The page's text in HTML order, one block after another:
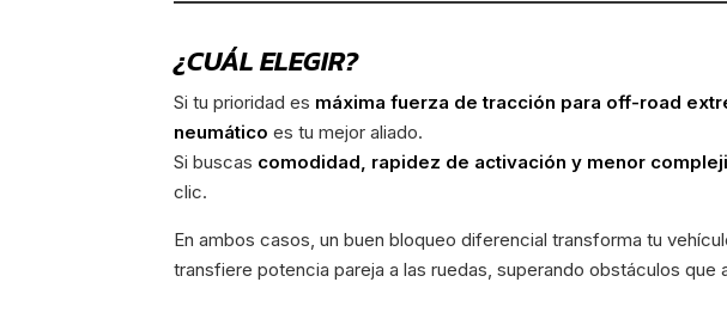
¿CUÁL ELEGIR?
Si tu prioridad es máxima fuerza de tracción para off-road
neumático es tu mejor aliado.
Si buscas comodidad, rapidez de activación y menor
clic.
En ambos casos, un buen bloqueo diferencial transforma tu
transfiere potencia pareja a las ruedas, superando obstáculos que